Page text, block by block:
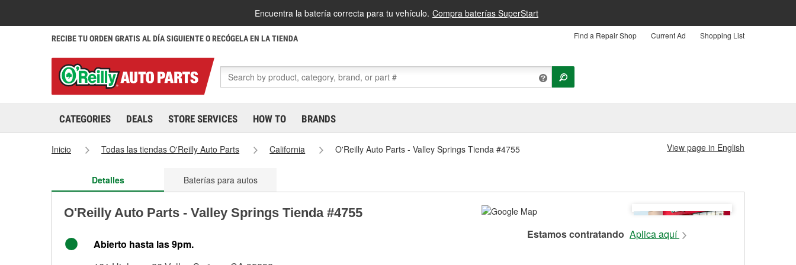
Encuentra la batería correcta para tu vehículo. Compra baterías SuperStart
RECIBE TU ORDEN GRATIS AL DÍA SIGUIENTE O RECÓGELA EN LA TIENDA Find a Repair Shop Current Ad Shopping List
CATEGORIES DEALS STORE SERVICES HOW TO BRANDS
Inicio Todas las tiendas O'Reilly Auto Parts California O'Reilly Auto Parts - Valley Springs Tienda #4755 View page in English
Detalles Baterías para autos
O'Reilly Auto Parts - Valley Springs Tienda #4755
Abierto hasta las 9pm.
Estamos contratando Aplica aquí